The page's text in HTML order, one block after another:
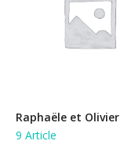
Raphaële et Olivier
9 Article